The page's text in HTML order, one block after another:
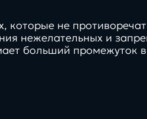
которые не
нежелательных и
больший промежуток